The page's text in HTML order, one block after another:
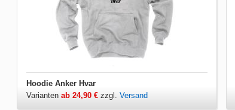
Hoodie Anker Hvar
Varianten ab 24,90 € zzgl. Versand